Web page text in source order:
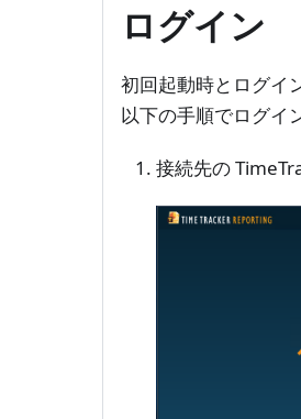
ログイン
初回起動時とログイ
以下の手順でログイ
接続先の